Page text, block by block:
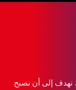
نهدف إلى أن نصبح